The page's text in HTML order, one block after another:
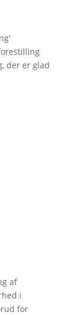
'
der er glad
af
i
for